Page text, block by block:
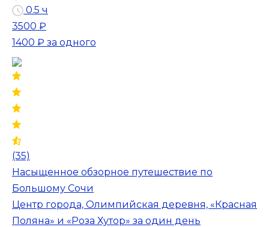
0.5 ч
3500 ₽
1400 ₽ за одного
(35)
Насыщенное обзорное путешествие по
Большому Сочи
Центр города, Олимпийская деревня, «Красная
Поляна» и «Роза Хутор» за один день